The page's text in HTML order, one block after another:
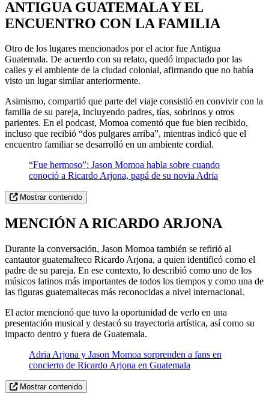
ANTIGUA GUATEMALA Y EL
ENCUENTRO CON LA FAMILIA
Otro de los lugares mencionados por el actor fue Antigua
Guatemala. De acuerdo con su relato, quedó impactado por las
calles y el ambiente de la ciudad colonial, afirmando que no había
visto un lugar similar anteriormente.
Asimismo, compartió que parte del viaje consistió en convivir con la
familia de su pareja, incluyendo padres, tías, sobrinos y otros
parientes. En el podcast, Momoa comentó que fue bien recibido,
incluso que recibió “dos pulgares arriba”, mientras indicó que el
encuentro familiar se desarrolló en un ambiente cordial.
“Fue hermoso”: Jason Momoa habla sobre cuando
conoció a Ricardo Arjona, papá de su novia Adria
Mostrar contenido
MENCIÓN A RICARDO ARJONA
Durante la conversación, Jason Momoa también se refirió al
cantautor guatemalteco Ricardo Arjona, a quien identificó como el
padre de su pareja. En ese contexto, lo describió como uno de los
músicos latinos más importantes de todos los tiempos y como una de
las figuras guatemaltecas más reconocidas a nivel internacional.
El actor mencionó que tuvo la oportunidad de verlo en una
presentación musical y destacó su trayectoria artística, así como su
impacto dentro y fuera de Guatemala.
Adria Arjona y Jason Momoa sorprenden a fans en
concierto de Ricardo Arjona en Guatemala
Mostrar contenido